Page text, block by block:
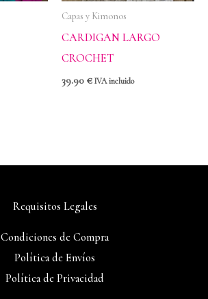
Capas y Kimonos
CARDIGAN LARGO
CROCHET
39.90 € IVA incluido
Requisitos Legales
Condiciones de Compra
Política de Envíos
Política de Privacidad